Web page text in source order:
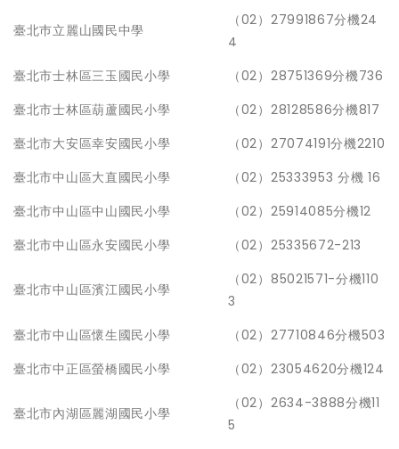
臺北巿立麗山國民中學
（02）27991867分機24
4
臺北市士林區三玉國民小學
（02）28751369分機736
臺北市士林區葫蘆國民小學
（02）28128586分機817
臺北市大安區幸安國民小學
（02）27074191分機2210
臺北市中山區大直國民小學
（02）25333953 分機 16
臺北市中山區中山國民小學
（02）25914085分機12
臺北市中山區永安國民小學
（02）25335672-213
臺北市中山區濱江國民小學
（02）85021571-分機110
3
臺北市中山區懷生國民小學
（02）27710846分機503
臺北市中正區螢橋國民小學
（02）23054620分機124
臺北市內湖區麗湖國民小學
（02）2634-3888分機11
5